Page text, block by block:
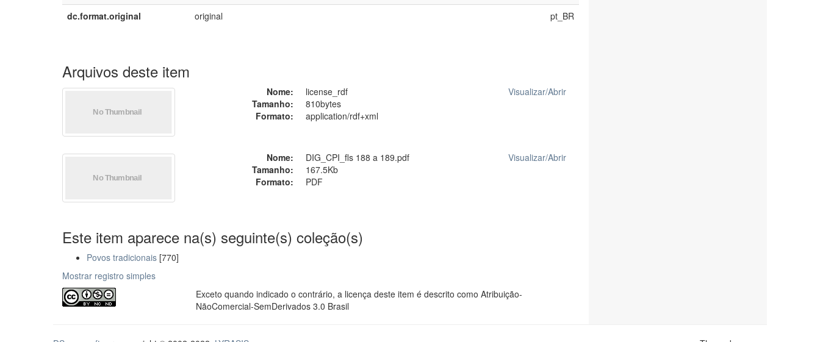
dc.format.original
original pt_BR
Arquivos deste item
Nome:
license_rdf
Tamanho:
810bytes
Formato:
application/rdf+xml
Visualizar/Abrir
Nome:
DIG_CPI_fls 188 a 189.pdf
Tamanho:
167.5Kb
Formato:
PDF
Visualizar/Abrir
Este item aparece na(s) seguinte(s) coleção(s)
Povos tradicionais [770]
Mostrar registro simples
Exceto quando indicado o contrário, a licença deste item é descrito como Atribuição-
NãoComercial-SemDerivados 3.0 Brasil